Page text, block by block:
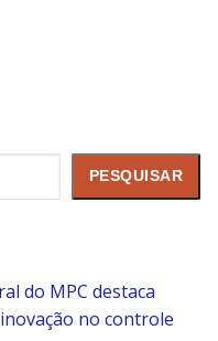
PESQUISAR
do MPC destaca
no controle